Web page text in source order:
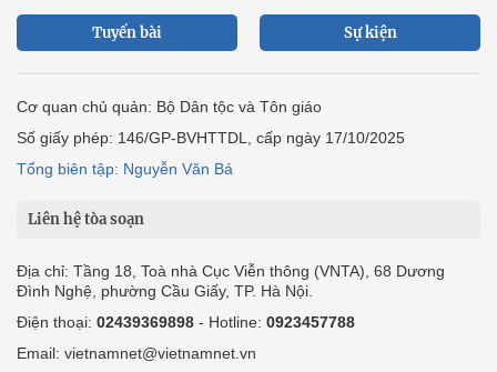
Tuyến bài Sự kiện
Cơ quan chủ quản: Bộ Dân tộc và Tôn giáo
Số giấy phép: 146/GP-BVHTTDL, cấp ngày 17/10/2025
Tổng biên tập: Nguyễn Văn Bá
Liên hệ tòa soạn
Địa chỉ: Tầng 18, Toà nhà Cục Viễn thông (VNTA), 68 Dương
Đình Nghệ, phường Cầu Giấy, TP. Hà Nội.
Điện thoại: 02439369898 - Hotline: 0923457788
Email: vietnamnet@vietnamnet.vn